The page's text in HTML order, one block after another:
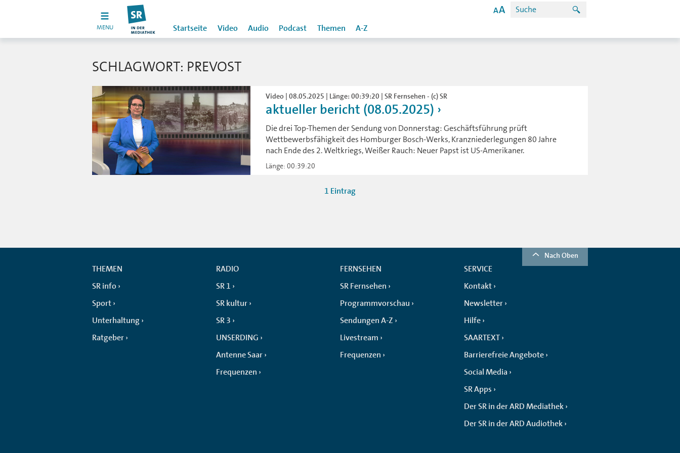
MENU Startseite Video Audio Podcast Themen A-Z
SCHLAGWORT: PREVOST
Video | 08.05.2025 | Länge: 00:39:20 | SR Fernsehen - (c) SR
aktueller bericht (08.05.2025)
Die drei Top-Themen der Sendung von Donnerstag: Geschäftsführung prüft
Wettbewerbsfähigkeit des Homburger Bosch-Werks, Kranzniederlegungen 80 Jahre
nach Ende des 2. Weltkriegs, Weißer Rauch: Neuer Papst ist US-Amerikaner.
Länge: 00:39:20
1 Eintrag
Nach Oben
THEMEN
SR info
Sport
Unterhaltung
Ratgeber
RADIO
SR 1
SR kultur
SR 3
UNSERDING
Antenne Saar
Frequenzen
FERNSEHEN
SR Fernsehen
Programmvorschau
Sendungen A-Z
Livestream
Frequenzen
SERVICE
Kontakt
Newsletter
Hilfe
SAARTEXT
Barrierefreie Angebote
Social Media
SR Apps
Der SR in der ARD Mediathek
Der SR in der ARD Audiothek